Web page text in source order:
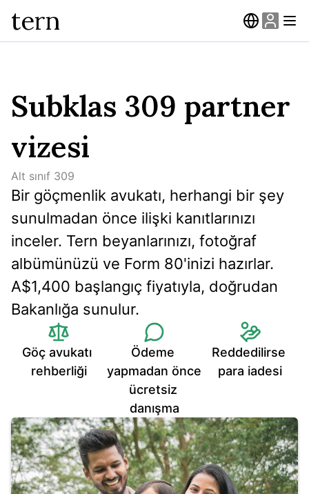
tern
Subklas 309 partner
vizesi
Alt sınıf 309
Bir göçmenlik avukatı, herhangi bir şey
sunulmadan önce ilişki kanıtlarınızı
inceler. Tern beyanlarınızı, fotoğraf
albümünüzü ve Form 80'inizi hazırlar.
A$1,400 başlangıç fiyatıyla, doğrudan
Bakanlığa sunulur.
Göç avukatı
rehberliği
Ödeme
yapmadan önce
ücretsiz
danışma
Reddedilirse
para iadesi